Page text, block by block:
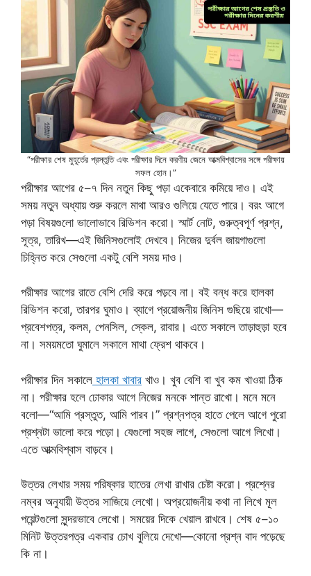
“পরীক্ষার শেষ মুহূর্তের প্রস্তুতি এবং পরীক্ষার দিনে করণীয় জেনে আত্মবিশ্বাসের সঙ্গে পরীক্ষায়
সফল হোন।”
পরীক্ষার আগের ৫–৭ দিন নতুন কিছু পড়া একেবারে কমিয়ে দাও। এই
সময় নতুন অধ্যায় শুরু করলে মাথা আরও গুলিয়ে যেতে পারে। বরং আগে
পড়া বিষয়গুলো ভালোভাবে রিভিশন করো। স্মার্ট নোট, গুরুত্বপূর্ণ প্রশ্ন,
সূত্র, তারিখ—এই জিনিসগুলোই দেখবে। নিজের দুর্বল জায়গাগুলো
চিহ্নিত করে সেগুলো একটু বেশি সময় দাও।
পরীক্ষার আগের রাতে বেশি দেরি করে পড়বে না। বই বন্ধ করে হালকা
রিভিশন করো, তারপর ঘুমাও। ব্যাগে প্রয়োজনীয় জিনিস গুছিয়ে রাখো—
প্রবেশপত্র, কলম, পেনসিল, স্কেল, রাবার। এতে সকালে তাড়াহুড়া হবে
না। সময়মতো ঘুমালে সকালে মাথা ফ্রেশ থাকবে।
পরীক্ষার দিন সকালে হালকা খাবার খাও। খুব বেশি বা খুব কম খাওয়া ঠিক
না। পরীক্ষার হলে ঢোকার আগে নিজের মনকে শান্ত রাখো। মনে মনে
বলো—“আমি প্রস্তুত, আমি পারব।” প্রশ্নপত্র হাতে পেলে আগে পুরো
প্রশ্নটা ভালো করে পড়ো। যেগুলো সহজ লাগে, সেগুলো আগে লিখো।
এতে আত্মবিশ্বাস বাড়বে।
উত্তর লেখার সময় পরিষ্কার হাতের লেখা রাখার চেষ্টা করো। প্রশ্নের
নম্বর অনুযায়ী উত্তর সাজিয়ে লেখো। অপ্রয়োজনীয় কথা না লিখে মূল
পয়েন্টগুলো সুন্দরভাবে লেখো। সময়ের দিকে খেয়াল রাখবে। শেষ ৫–১০
মিনিট উত্তরপত্র একবার চোখ বুলিয়ে দেখো—কোনো প্রশ্ন বাদ পড়েছে
কি না।